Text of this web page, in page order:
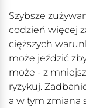
Szybsze
codzień więcej
cięższych
może jeździć
może - z
ryzykuj.
a w tym zmiana